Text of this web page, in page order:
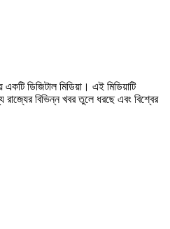
ডিজিটাল মিডিয়া। এই মিডিয়াটি
রাজ্যের বিভিন্ন খবর তুলে ধরছে এবং বিশ্বের